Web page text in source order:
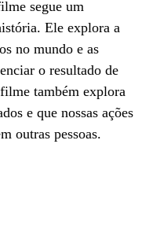
segue um
Ele explora a
no mundo e as
o resultado de
também explora
e que nossas ações
outras pessoas.